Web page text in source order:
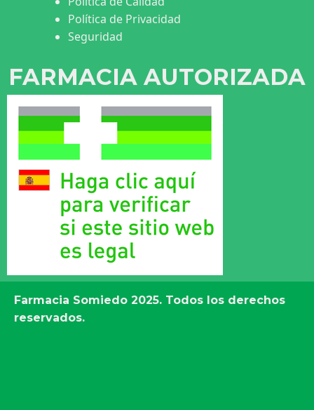
Política de Privacidad
Seguridad
FARMACIA AUTORIZADA
Farmacia Somiedo 2025. Todos los derechos
reservados.